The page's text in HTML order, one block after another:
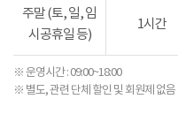
주말 (토, 일, 임
시공휴일 등)
1시간
※ 운영시간 : 09:00~18:00
※ 별도, 관련 단체 할인 및 회원제 없음